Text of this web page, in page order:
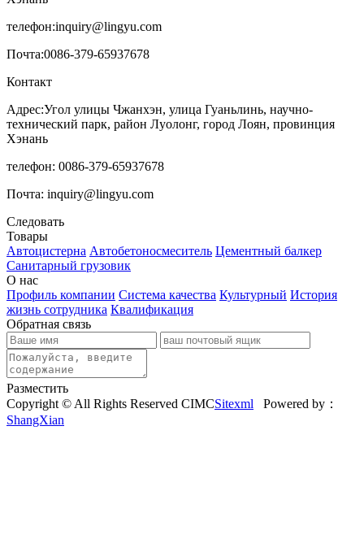
телефон:inquiry@lingyu.com
Почта:0086-379-65937678
Контакт
Адрес:Угол улицы Чжанхэн, улица Гуаньлинь, научно-
технический парк, район Луолонг, город Лоян, провинция
Хэнань
телефон: 0086-379-65937678
Почта: inquiry@lingyu.com
Следовать
Товары
Автоцистерна Автобетоносмеситель Цементный балкер
Санитарный грузовик
О нас
Профиль компании Система качества Культурный История
жизнь сотрудника Квалификация
Обратная связь
Разместить
Copyright © All Rights Reserved CIMCSitexml Powered by：
ShangXian